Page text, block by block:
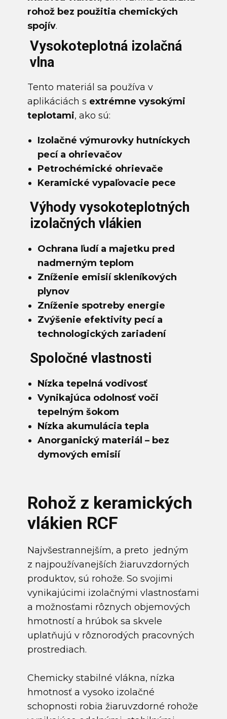
rohož bez použitia chemických
spojív.
Vysokoteplotná izolačná
vlna
Tento materiál sa používa v
aplikáciách s extrémne vysokými
teplotami, ako sú:
Izolačné výmurovky hutníckych
pecí a ohrievačov
Petrochémické ohrievače
Keramické vypaľovacie pece
Výhody vysokoteplotných
izolačných vlákien
Ochrana ľudí a majetku pred
nadmerným teplom
Zníženie emisií skleníkových
plynov
Zníženie spotreby energie
Zvýšenie efektivity pecí a
technologických zariadení
Spoločné vlastnosti
Nízka tepelná vodivosť
Vynikajúca odolnosť voči
tepelným šokom
Nízka akumulácia tepla
Anorganický materiál – bez
dymových emisií
Rohož z keramických
vlákien RCF
Najvšestrannejším, a preto jedným
z najpoužívanejších žiaruvzdorných
produktov, sú rohože. So svojimi
vynikajúcimi izolačnými vlastnosťami
a možnosťami rôznych objemových
hmotností a hrúbok sa skvele
uplatňujú v rôznorodých pracovných
prostrediach.
Chemicky stabilné vlákna, nízka
hmotnosť a vysoko izolačné
schopnosti robia žiaruvzdorné rohože